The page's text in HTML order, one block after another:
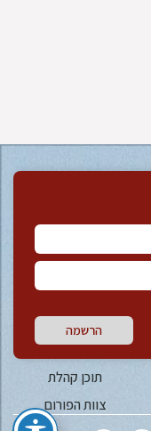
הרשמה
תוכן קהלת
צוות הפורום